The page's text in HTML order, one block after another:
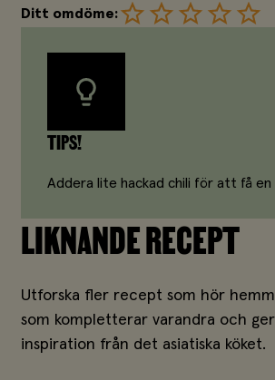
Ditt omdöme:
TIPS!
Addera lite hackad chili för att få en
LIKNANDE RECEPT
Utforska fler recept som hör
som kompletterar varandra och
inspiration från det asiatiska köket.